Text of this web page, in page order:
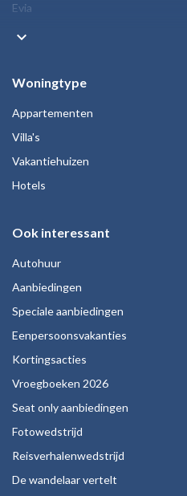
Evia
keyboard_arrow_down
Woningtype
Appartementen
Villa's
Vakantiehuizen
Hotels
Ook interessant
Autohuur
Aanbiedingen
Speciale aanbiedingen
Eenpersoonsvakanties
Kortingsacties
Vroegboeken 2026
Seat only aanbiedingen
Fotowedstrijd
Reisverhalenwedstrijd
De wandelaar vertelt